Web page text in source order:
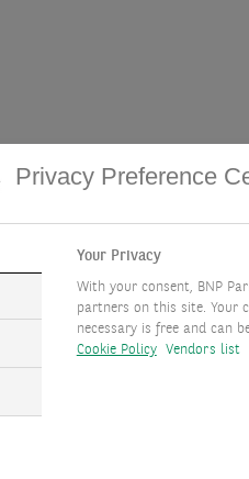
Privacy Preference
Your Privacy
With your consent, BNP
partners on this site. Your
necessary is free and can
Cookie Policy
Vendors list